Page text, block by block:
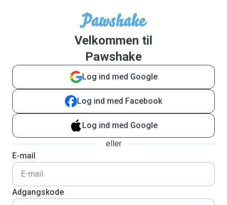
Velkommen til
Pawshake
Log ind med Google
Log ind med Facebook
Log ind med Google
eller
E-mail
Adgangskode